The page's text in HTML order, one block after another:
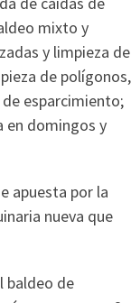
mixto y
y limpieza de
de polígonos,
esparcimiento;
en domingos y
apuesta por la
nueva que
baldeo de